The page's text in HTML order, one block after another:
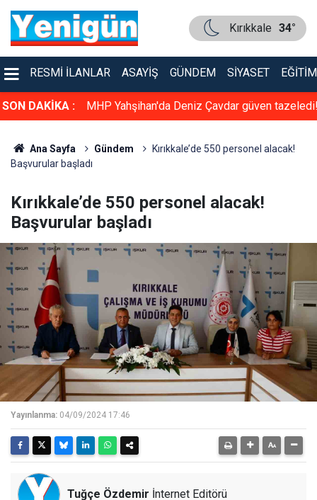
Kırıkkale 34°
RESMI İLANLAR ASAYIŞ GÜNDEM SIYASET EĞITIM
SON DAKİKA :
tazeledi! Konser gibi sünnet düğünü: Kırıkkale bu
Ana Sayfa Gündem
Kırıkkale’de 550 personel alacak!
Başvurular başladı
Kırıkkale’de 550 personel alacak!
Başvurular başladı
Yayınlanma: 04/09/2024 17:46
Tuğçe Özdemir İnternet Editörü